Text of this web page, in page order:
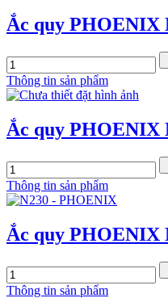
Ắc quy PHOENIX
Thông tin sản phẩm
Ắc quy PHOENIX
Thông tin sản phẩm
Ắc quy PHOENIX
Thông tin sản phẩm